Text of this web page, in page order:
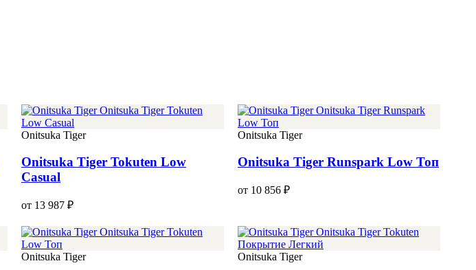
Onitsuka Tiger
Onitsuka Tiger Tokuten Low
Casual
от 13 987 ₽
Onitsuka Tiger
Onitsuka Tiger Runspark Low Топ
от 10 856 ₽
Onitsuka Tiger Onitsuka Tiger